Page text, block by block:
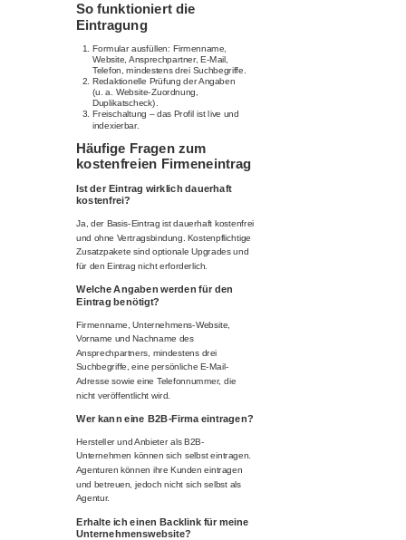
So funktioniert die
Eintragung
Formular ausfüllen: Firmenname,
Website, Ansprechpartner, E-Mail,
Telefon, mindestens drei Suchbegriffe.
Redaktionelle Prüfung der Angaben
(u. a. Website-Zuordnung,
Duplikatscheck).
Freischaltung – das Profil ist live und
indexierbar.
Häufige Fragen zum
kostenfreien Firmeneintrag
Ist der Eintrag wirklich dauerhaft
kostenfrei?
Ja, der Basis-Eintrag ist dauerhaft kostenfrei
und ohne Vertragsbindung. Kostenpflichtige
Zusatzpakete sind optionale Upgrades und
für den Eintrag nicht erforderlich.
Welche Angaben werden für den
Eintrag benötigt?
Firmenname, Unternehmens-Website,
Vorname und Nachname des
Ansprechpartners, mindestens drei
Suchbegriffe, eine persönliche E-Mail-
Adresse sowie eine Telefonnummer, die
nicht veröffentlicht wird.
Wer kann eine B2B-Firma eintragen?
Hersteller und Anbieter als B2B-
Unternehmen können sich selbst eintragen.
Agenturen können ihre Kunden eintragen
und betreuen, jedoch nicht sich selbst als
Agentur.
Erhalte ich einen Backlink für meine
Unternehmenswebsite?